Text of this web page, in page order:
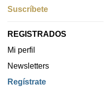
Suscríbete
REGISTRADOS
Mi perfil
Newsletters
Regístrate